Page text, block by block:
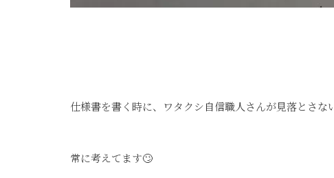
仕様書を書く時に、ワタクシ自信職人さんが見落とさな
常に考えてます🙄